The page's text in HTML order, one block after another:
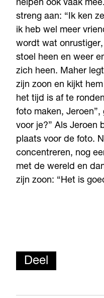
helpen ook vaak
streng aan: “Ik ken
ik heb wel meer
wordt wat
stoel heen en weer
zich heen. Maher
zijn zoon en kijkt
het tijd is af te
foto maken,
voor je?” Als Jeroen
plaats voor de foto.
concentreren, nog
met de wereld en
zijn zoon: “Het is
Deel